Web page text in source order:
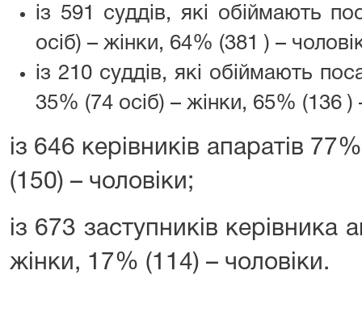
із 591 суддів, які обіймають
осіб) – жінки, 64% (381 ) –
із 210 суддів, які обіймають
35% (74 осіб) – жінки, 65% (136 )
із 646 керівників апаратів
(150) – чоловіки;
із 673 заступників керівника
жінки, 17% (114) – чоловіки.